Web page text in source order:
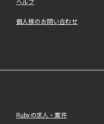
ヘルプ
個人様のお問い合わせ
Rubyの求人・案件